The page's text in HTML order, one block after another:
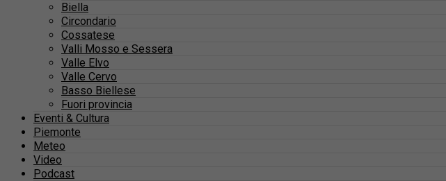
Biella
Circondario
Cossatese
Valli Mosso e Sessera
Valle Elvo
Valle Cervo
Basso Biellese
Fuori provincia
Eventi & Cultura
Piemonte
Meteo
Video
Podcast